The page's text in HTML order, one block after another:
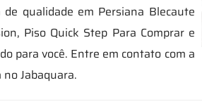
qualidade em Persiana Blecaute
Piso Quick Step Para Comprar e
para você. Entre em contato com a
Jabaquara.